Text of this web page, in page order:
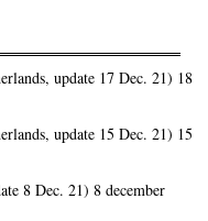
update 17 Dec. 21) 18
update 15 Dec. 21) 15
8 Dec. 21) 8 december